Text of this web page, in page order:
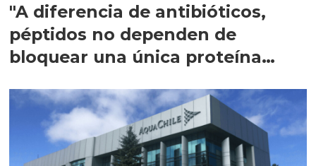
"A diferencia de antibióticos,
péptidos no dependen de
bloquear una única proteína